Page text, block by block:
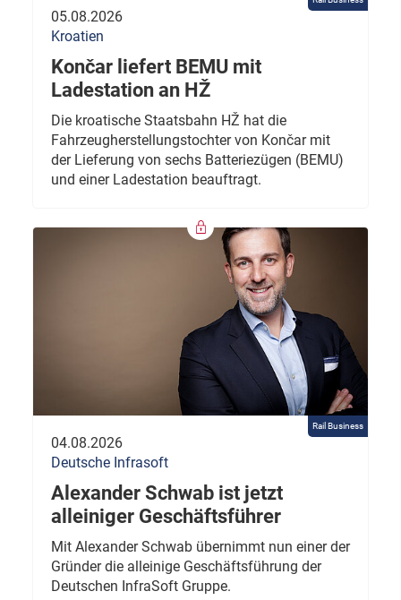
05.08.2026
Kroatien
Končar liefert BEMU mit
Ladestation an HŽ
Die kroatische Staatsbahn HŽ hat die
Fahrzeugherstellungstochter von Končar mit
der Lieferung von sechs Batteriezügen (BEMU)
und einer Ladestation beauftragt.
Rail Business
04.08.2026
Deutsche Infrasoft
Alexander Schwab ist jetzt
alleiniger Geschäftsführer
Mit Alexander Schwab übernimmt nun einer der
Gründer die alleinige Geschäftsführung der
Deutschen InfraSoft Gruppe.